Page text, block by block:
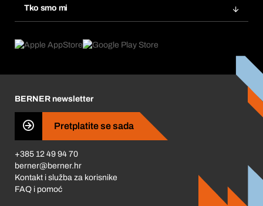
Pretplate
Tražitelji proizvoda
Tko smo mi
Što nas pokreće
Business Conduct
BERNER newsletter
Pretplatite se sada
+385 12 49 94 70
berner@berner.hr
Kontakt i služba za korisnike
FAQ i pomoć